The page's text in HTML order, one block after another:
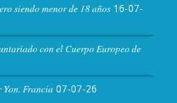
siendo menor de 18 años 16-07-
con el Cuerpo Europeo de
Yon. Francia 07-07-26